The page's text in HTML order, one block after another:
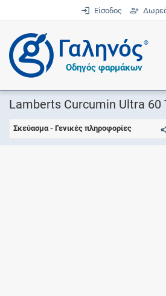
Είσοδος
®
Οδηγός φαρμάκων
Lamberts Curcumin Ultra 60
Σκεύασμα - Γενικές πληροφορίες